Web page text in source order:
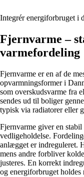
Integrér energiforbruget i
Fjernvarme –
varmefordeling
Fjernvarme er en af de
opvarmningsformer i
som overskudsvarme fra
sendes ud til boliger
typisk via radiatorer eller
Fjernvarme giver en
vedligeholdelse.
anlægget er indreguleret.
mens andre forbliver
justeres. En korrekt
og energiforbruget holdes